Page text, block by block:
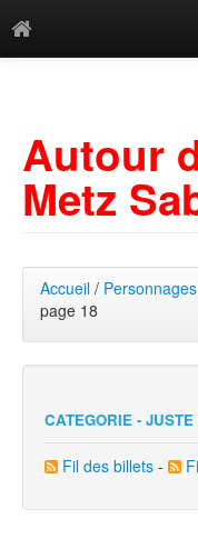
Mots-clés
Autour
Metz
Accueil /
page 18
CATEGORIE -
Fil des billets -